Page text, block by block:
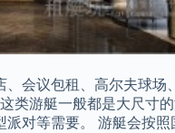
会议包租、高尔夫球
游艇一般都是大尺寸
对等需要。 游艇会按